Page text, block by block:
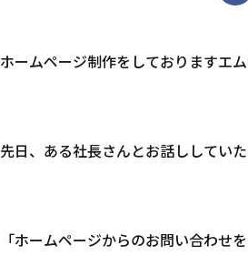
ホームページ制作をしておりますエム
先日、ある社長さんとお話ししていた
「ホームページからのお問い合わせ